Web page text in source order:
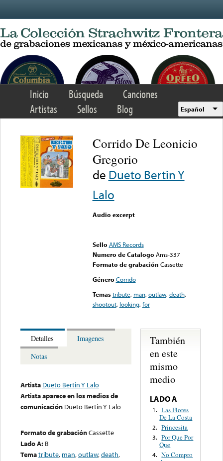
Inicio Búsqueda
Canciones
Artistas
Sellos Blog Español
Corrido De Leonicio
Gregorio
de Dueto Bertin Y
Lalo
Audio excerpt
Sello AMS Records
Numero de Catalogo Ams-337
Formato de grabación Cassette
Género Corrido
Temas tribute, man,outlaw,death,
shootout, looking,for
Detalles
Imagenes
Notas
Artista Dueto Bertin Y Lalo
Artista aparece en los medios de
comunicación Dueto Bertin Y Lalo
Formato de grabaciónCassette
Lado A: B
Tematribute, man,outlaw,death,
También
en este
mismo
medio
LADO A
1. Las Flores
De La Costa
2. Princesita
3. Por Que Por
Que
4. No Compro